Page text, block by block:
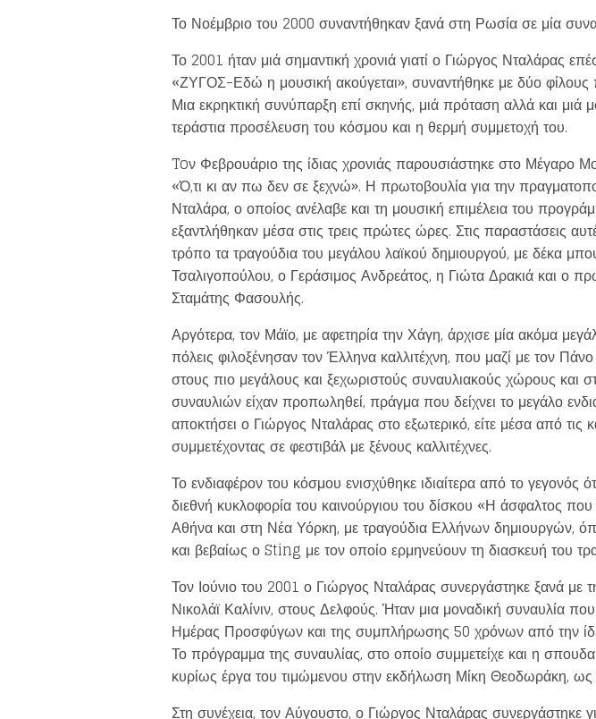
Το Νοέμβριο του 2000 συναντήθηκαν ξανά στη Ρωσία σε μία
Το 2001 ήταν μιά σημαντική χρονιά γιατί ο Γιώργος Νταλάρας
«ΖΥΓΟΣ-Εδώ η μουσική ακούγεται», συναντήθηκε με δύο
Μια εκρηκτική συνύπαρξη επί σκηνής, μιά πρόταση αλλά και
τεράστια προσέλευση του κόσμου και η θερμή συμμετοχή του.
Toν Φεβρουάριο της ίδιας χρονιάς παρουσιάστηκε στο Μέγαρο
«Ό,τι κι αν πω δεν σε ξεχνώ». Η πρωτοβουλία για την
Νταλάρα, ο οποίος ανέλαβε και τη μουσική επιμέλεια του
εξαντλήθηκαν μέσα στις τρεις πρώτες ώρες. Στις παραστάσεις
τρόπο τα τραγούδια του μεγάλου λαϊκού δημιουργού, με δέκα
Τσαλιγοπούλου, ο Γεράσιμος Ανδρεάτος, η Γιώτα Δρακιά και ο
Σταμάτης Φασουλής.
Αργότερα, τον Μάϊο, με αφετηρία την Χάγη, άρχισε μία ακόμα
πόλεις φιλοξένησαν τον Έλληνα καλλιτέχνη, που μαζί με τον
στους πιο μεγάλους και ξεχωριστούς συναυλιακούς χώρους
συναυλιών είχαν προπωληθεί, πράγμα που δείχνει το μεγάλο
αποκτήσει ο Γιώργος Νταλάρας στο εξωτερικό, είτε μέσα από τις
συμμετέχοντας σε φεστιβάλ με ξένους καλλιτέχνες.
Το ενδιαφέρον του κόσμου ενισχύθηκε ιδιαίτερα από το
διεθνή κυκλοφορία του καινούργιου του δίσκου «Η άσφαλτος
Αθήνα και στη Νέα Υόρκη, με τραγούδια Ελλήνων δημιουργών,
και βεβαίως ο Sting με τον οποίο ερμηνεύουν τη διασκευή του
Τον Ιούνιο του 2001 ο Γιώργος Νταλάρας συνεργάστηκε ξανά
Νικολάϊ Καλίνιν, στους Δελφούς. Ήταν μια μοναδική συναυλία
Ημέρας Προσφύγων και της συμπλήρωσης 50 χρόνων από την
Το πρόγραμμα της συναυλίας, στο οποίο συμμετείχε και η
κυρίως έργα του τιμώμενου στην εκδήλωση Μίκη Θεοδωράκη,
Στη συνέχεια, τον Αύγουστο, ο Γιώργος Νταλάρας